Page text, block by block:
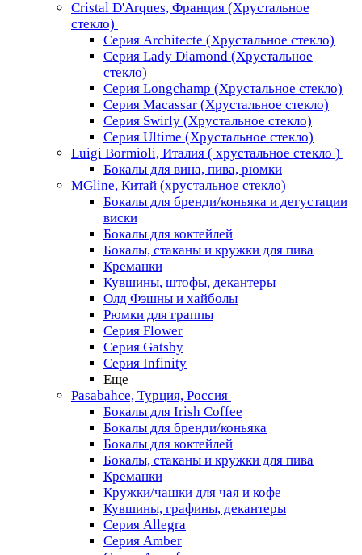
Cristal D'Arques, Франция (Хрустальное
стекло)
Серия Architecte (Хрустальное стекло)
Серия Lady Diamond (Хрустальное
стекло)
Серия Longchamp (Хрустальное стекло)
Серия Macassar (Хрустальное стекло)
Серия Swirly (Хрустальное стекло)
Серия Ultime (Хрустальное стекло)
Luigi Bormioli, Италия ( хрустальное стекло )
Бокалы для вина, пива, рюмки
MGline, Китай (хрустальное стекло)
Бокалы для бренди/коньяка и дегустации
виски
Бокалы для коктейлей
Бокалы, стаканы и кружки для пива
Креманки
Кувшины, штофы, декантеры
Олд Фэшны и хайболы
Рюмки для граппы
Серия Flower
Серия Gatsby
Серия Infinity
Еще
Pasabahce, Турция, Россия
Бокалы для Irish Coffee
Бокалы для бренди/коньяка
Бокалы для коктейлей
Бокалы, стаканы и кружки для пива
Креманки
Кружки/чашки для чая и кофе
Кувшины, графины, декантеры
Серия Allegra
Серия Amber